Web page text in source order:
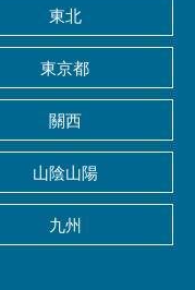
東北
東京都
關西
山陰山陽
九州